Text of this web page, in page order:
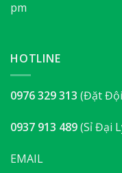
pm
HOTLINE
0976 329 313 (Đặt
0937 913 489(Sỉ Đại
EMAIL